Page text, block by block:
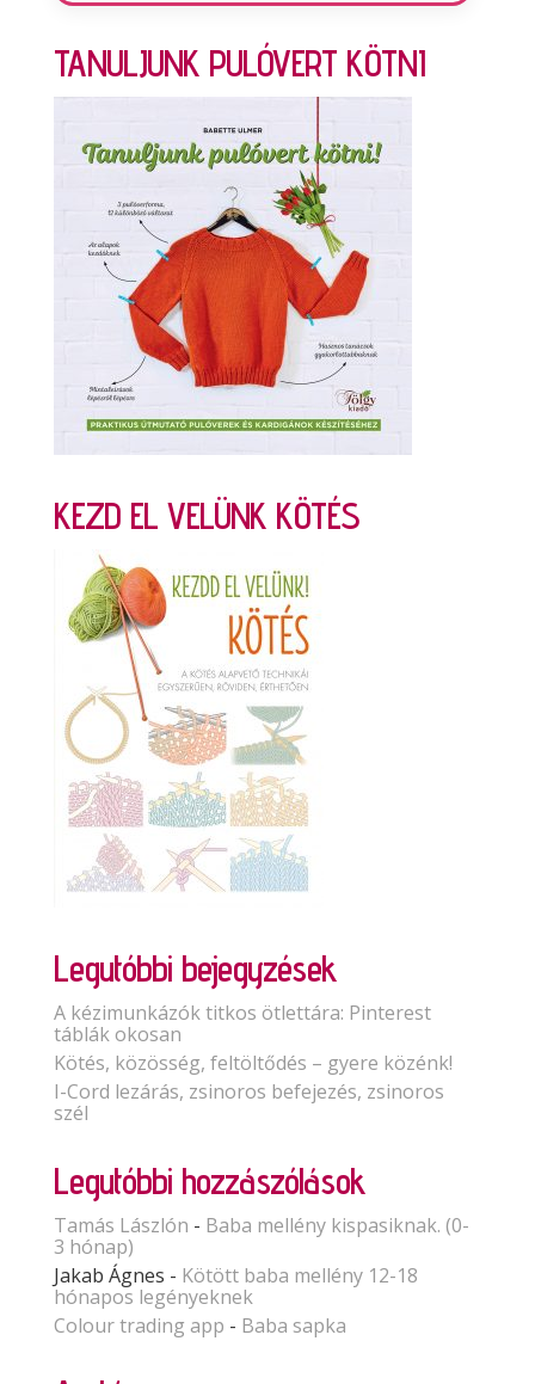
TANULJUNK PULÓVERT KÖTNI
KEZD EL VELÜNK KÖTÉS
Legutóbbi bejegyzések
A kézimunkázók titkos ötlettára: Pinterest
táblák okosan
Kötés, közösség, feltöltődés – gyere közénk!
I-Cord lezárás, zsinoros befejezés, zsinoros
szél
Legutóbbi hozzászólások
Tamás Lászlón - Baba mellény kispasiknak. (0-
3 hónap)
Jakab Ágnes - Kötött baba mellény 12-18
hónapos legényeknek
Colour trading app - Baba sapka